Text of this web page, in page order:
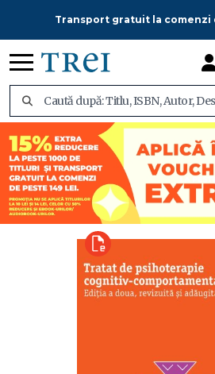
Transport gratuit la comenzi